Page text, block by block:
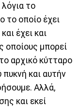
το
το οποίο έχει
έχει και
οποίους μπορεί
αρχικό κύτταρο
πυκνή και αυτήν
Αλλά,
και εκεί